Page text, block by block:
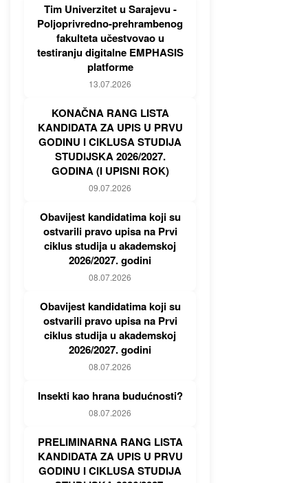
Tim Univerzitet u Sarajevu -
Poljoprivredno-prehrambenog
fakulteta učestvovao u
testiranju digitalne EMPHASIS
platforme
13.07.2026
KONAČNA RANG LISTA
KANDIDATA ZA UPIS U PRVU
GODINU I CIKLUSA STUDIJA
STUDIJSKA 2026/2027.
GODINA (I UPISNI ROK)
09.07.2026
Obavijest kandidatima koji su
ostvarili pravo upisa na Prvi
ciklus studija u akademskoj
2026/2027. godini
08.07.2026
Obavijest kandidatima koji su
ostvarili pravo upisa na Prvi
ciklus studija u akademskoj
2026/2027. godini
08.07.2026
Insekti kao hrana budućnosti?
08.07.2026
PRELIMINARNA RANG LISTA
KANDIDATA ZA UPIS U PRVU
GODINU I CIKLUSA STUDIJA